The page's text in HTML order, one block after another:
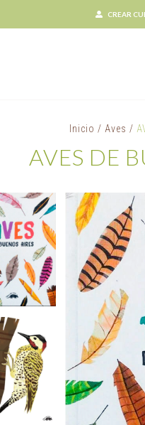
CREAR
Inicio / Aves /
AVES DE